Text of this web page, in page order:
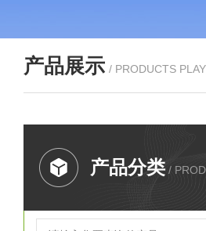
产品展示 / PRODUCTS PLAY
产品分类 /